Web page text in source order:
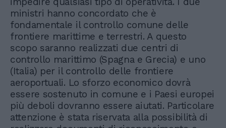
ministri hanno concordato che è
fondamentale il controllo comune delle
frontiere marittime e terrestri. A questo
scopo saranno realizzati due centri di
controllo marittimo (Spagna e Grecia) e uno
(Italia) per il controllo delle frontiere
aeroportuali. Lo sforzo economico dovrà
essere sostenuto in comune e i Paesi europei
più deboli dovranno essere aiutati. Particolare
attenzione è stata riservata alla possibilità di